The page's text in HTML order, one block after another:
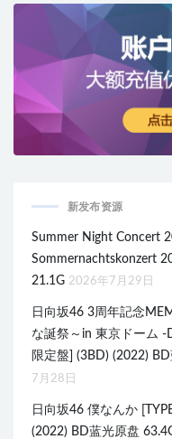
新发布资源
Summer Night Concert
Sommernachtskonzert
21.1G 2026年7月29日
日向坂46 3周年記念
な誕祭～in 東京ドーム
限定盤] (3BD) (2022)
7月28日
日向坂46 僕なんか
(2022) BD蓝光原盘